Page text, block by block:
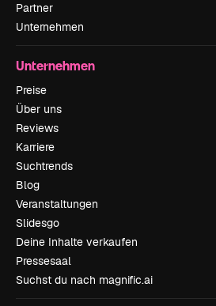
Partner
Unternehmen
Unternehmen
Preise
Über uns
Reviews
Karriere
Suchtrends
Blog
Veranstaltungen
Slidesgo
Deine Inhalte verkaufen
Pressesaal
Suchst du nach magnific.ai